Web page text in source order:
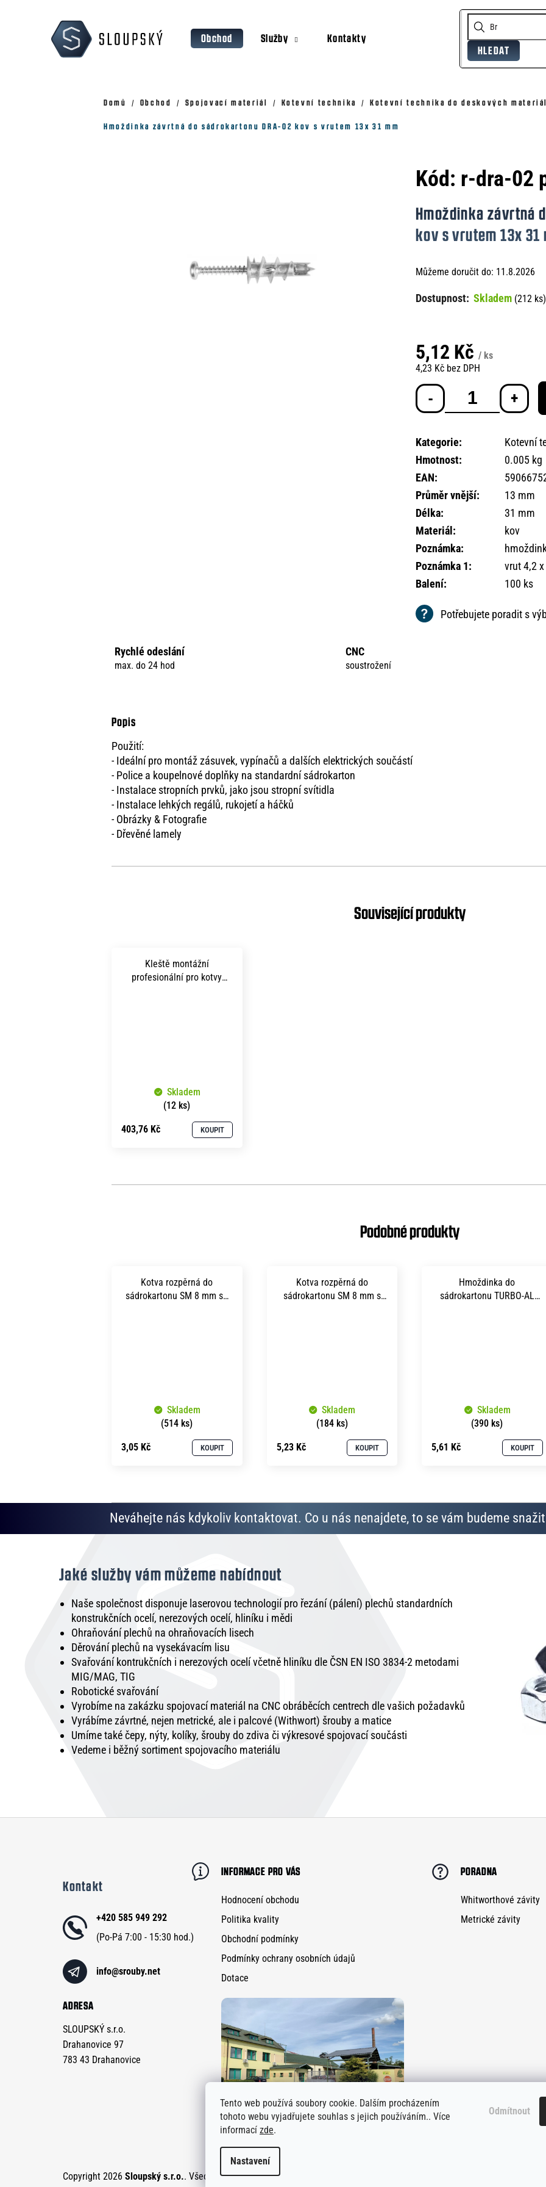
Tento web používá soubory cookie. Dalším procházením
tohoto webu vyjadřujete souhlas s jejich používáním.. Více
informací zde.
Nastavení
Odmítnout
Obchod Služby
Kontakty
HLEDAT
Domů Obchod Spojovací materiál Kotevní technika Kotevní technika do deskových
Hmoždinka závrtná do sádrokartonu DRA-02 kov s vrutem 13x 31 mm
Kód: r-dra-02
Hmoždinka závrtná
kov s vrutem 13x 31
Můžeme doručit do: 11.8.2026
Skladem (212 ks)
5,12 Kč / ks
4,23 Kč bez DPH
Měrná
cena:
Kategorie:
Kotevní
Hmotnost:
0.005 kg
EAN:
Průměr vnější:
13 mm
Délka:
31 mm
Materiál :
kov
Poznámka:
Poznámka 1:
vrut 4,2
Balení: 100 ks
Potřebujete poradit s
Rychlé odeslání
max. do 24 hod
CNC
soustrožení
Použití:
- Ideální pro montáž zásuvek, vypínačů a dalších elektrických součástí
- Police a koupelnové doplňky na standardní sádrokarton
- Instalace stropních prvků, jako jsou stropní svítidla
- Instalace lehkých regálů, rukojetí a háčků
- Obrázky & Fotografie
- Dřevěné lamely
Kleště montážní
profesionální pro kotvy
Skladem
(12 ks)
403,76 Kč KOUPIT
Kotva rozpěrná do
sádrokartonu SM 8 mm se
Skladem
(514 ks)
3,05 Kč KOUPIT
Kotva rozpěrná do
sádrokartonu SM 8 mm s
Skladem
(184 ks)
5,23 Kč KOUPIT
Hmoždinka do
sádrokartonu TURBO-AL
Skladem
(390 ks)
5,61 Kč KOUPIT
Zpět
Zpět
Doporučujeme
Neváhejte nás kdykoliv kontaktovat. Co u nás nenajdete, to se vám budeme
Jaké služby vám můžeme nabídnout
Naše společnost disponuje laserovou technologií pro řezání (pálení) plechů standardních
konstrukčních ocelí, nerezových ocelí, hliníku i mědi
Ohraňování plechů na ohraňovacích lisech
Děrování plechů na vysekávacím lisu
Svařování kontrukčních i nerezových ocelí včetně hliníku dle ČSN EN ISO 3834-2 metodami
MIG/MAG, TIG
Robotické svařování
Vyrobíme na zakázku spojovací materiál na CNC obráběcích centrech dle vašich požadavků
Vyrábíme závrtné, nejen metrické, ale i palcové (Withwort) šrouby a matice
Umíme také čepy, nýty, kolíky, šrouby do zdiva či výkresové spojovací součásti
Vedeme i běžný sortiment spojovacího materiálu
Kontakt
info@srouby.net
+420 585 949 292
ADRESA
SLOUPSKÝ s.r.o.
Drahanovice 97
783 43 Drahanovice
INFORMACE PRO VÁS
Hodnocení obchodu
Politika kvality
Obchodní podmínky
Podmínky ochrany osobních údajů
Dotace
PORADNA
Whitworthové závity
Metrické závity
Copyright 2026 Sloupský s.r.o.. Všechna práva vyhrazena.